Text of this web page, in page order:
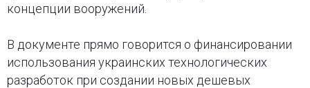
концепции вооружений.
В документе прямо говорится о финансировании
использования украинских технологических
разработок при создании новых дешевых